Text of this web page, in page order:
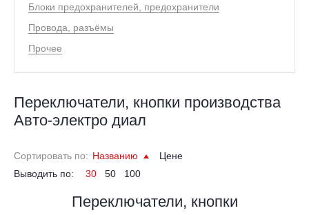
Блоки предохранителей, предохранители
Провода, разъёмы
Прочее
Переключатели, кнопки производства
Авто-электро диал
Сортировать по: Названию
Цене
Выводить по:
30 50 100
Переключатели, кнопки